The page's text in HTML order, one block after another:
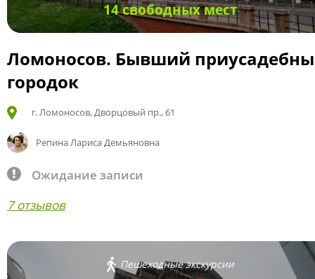
14 свободных мест
Ломоносов. Бывший
городок
г. Ломоносов, Дворцовый пр., 61
Репина Лариса Демьяновна
Ожидание записи
7 отзывов
Пешеходные экскурсии